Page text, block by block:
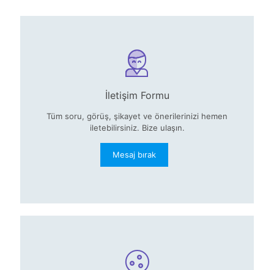
İletişim Formu
Tüm soru, görüş, şikayet ve önerilerinizi hemen
iletebilirsiniz. Bize ulaşın.
Mesaj bırak